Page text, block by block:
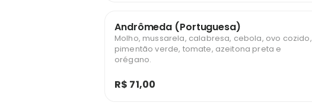
Andrômeda (Portuguesa)
Molho, mussarela, calabresa, cebola, ovo cozido,
pimentão verde, tomate, azeitona preta e
orégano.
R$ 71,00